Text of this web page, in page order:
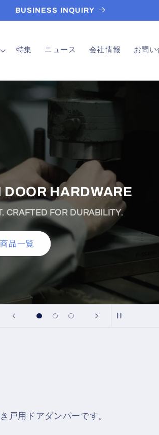
OUR BEST SELLERS!
特集 ニュース 会社情報 お問い
戸用ソフトクローザー
詳しく見る
戸用ドアダンパーです。